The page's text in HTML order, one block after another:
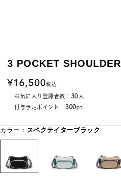
3 POCKET SHOULDER
16,500税込
お気に入り登録者数： 30人
付与予定ポイント： 300pt
カラー： スペクテイターブラック